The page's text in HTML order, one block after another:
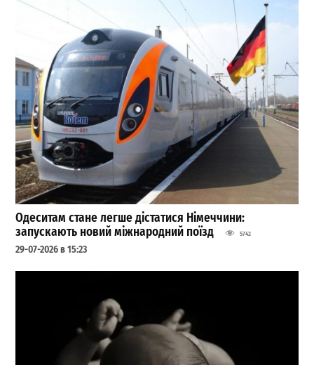
Одеситам стане легше дістатися Німеччини:
запускають новий міжнародний поїзд
5742
29-07-2026 в 15:23